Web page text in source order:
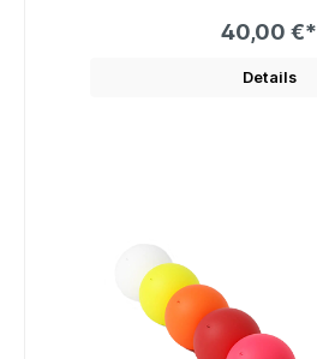
40,00 €*
Details